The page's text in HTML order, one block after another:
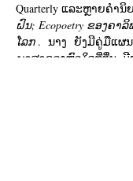
Quarterly ແລະຫຼາຍຄໍານິ
ຝົນ; Ecopoetry ຂອງຄາລິ
ໂລກ .  ນາງ  ຍັງມີຄູ່ມືແຜ
ພາສາຂອງຫົວໃຈທີ່ຕື່ນ ມີຢູ່